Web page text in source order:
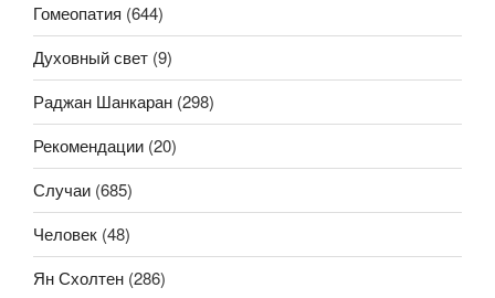
Гомеопатия (644)
Духовный свет (9)
Раджан Шанкаран (298)
Рекомендации (20)
Случаи (685)
Человек (48)
Ян Схолтен (286)